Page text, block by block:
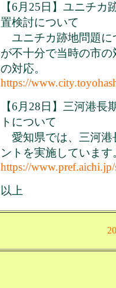
【6月25日】ユニチ
置検討について
ユニチカ跡地問題に
が不十分で当時の市
の対応。
https://
【6月28日】三河港
トについて
愛知県では、三河港
ントを実施しています
https://
以上